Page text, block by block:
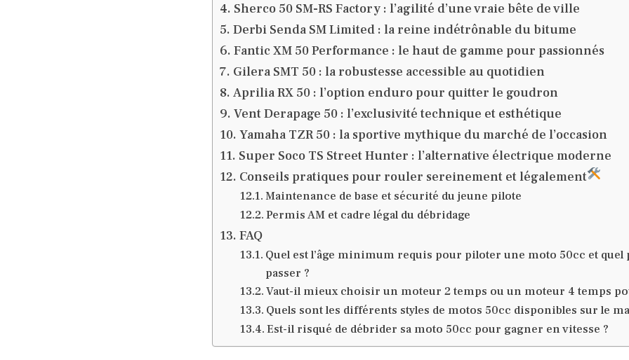
Sherco 50 SM-RS Factory : l’agilité d’une vraie bête de ville
Derbi Senda SM Limited : la reine indétrônable du bitume
Fantic XM 50 Performance : le haut de gamme pour passionnés
Gilera SMT 50 : la robustesse accessible au quotidien
Aprilia RX 50 : l’option enduro pour quitter le goudron
Vent Derapage 50 : l’exclusivité technique et esthétique
Yamaha TZR 50 : la sportive mythique du marché de l’occasion
Super Soco TS Street Hunter : l’alternative électrique moderne
Conseils pratiques pour rouler sereinement et légalement
Maintenance de base et sécurité du jeune pilote
Permis AM et cadre légal du débridage
FAQ
Quel est l’âge minimum requis pour piloter une moto 50cc et
passer ?
Vaut-il mieux choisir un moteur 2 temps ou un moteur 4 temps
Quels sont les différents styles de motos 50cc disponibles sur le
Est-il risqué de débrider sa moto 50cc pour gagner en vitesse ?